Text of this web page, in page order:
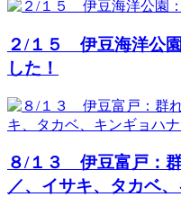
２/１５ 伊豆海洋公
した！
８/１３ 伊豆富戸：
／、イサキ、タカベ